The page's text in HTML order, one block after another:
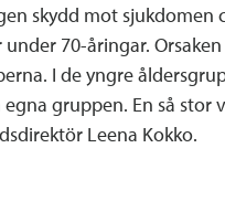
skydd mot
70-åringar.
I de yngre
gruppen. En så
Leena Kokko.